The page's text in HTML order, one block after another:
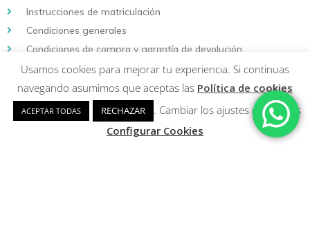
Instrucciones de matriculación
Condiciones generales
Condiciones de compra y garantía de devolución
AVISOS LEGALES
Aviso legal
Política de privacidad y protección de datos
Usamos cookies para mejorar tu experiencia. Si continuas
navegando asumimos que aceptas las Política de cookies
ACEPTAR TODAS RECHAZAR
. Cambiar los ajustes de cookies
Configurar Cookies